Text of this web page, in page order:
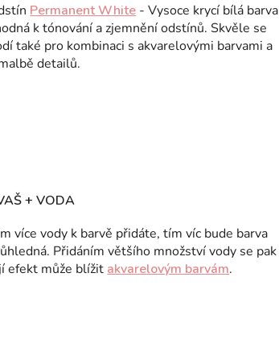
Permanent White - Vysoce krycí bílá barva
k tónování a zjemnění odstínů. Skvěle se
také pro kombinaci s akvarelovými barvami a
detailů.
+ VODA
více vody k barvě přidáte, tím víc bude barva
Přidáním většího množství vody se pak
efekt může blížit akvarelovým barvám.